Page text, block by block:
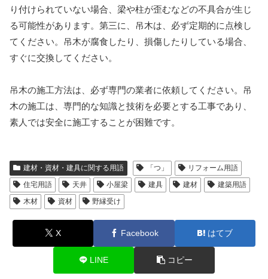
り付けられていない場合、梁や柱が歪むなどの不具合が生じ
る可能性があります。第三に、吊木は、必ず定期的に点検し
てください。吊木が腐食したり、損傷したりしている場合、
すぐに交換してください。
吊木の施工方法は、必ず専門の業者に依頼してください。吊
木の施工は、専門的な知識と技術を必要とする工事であり、
素人では安全に施工することが困難です。
建材・資材・建具に関する用語 「つ」
リフォーム用語
住宅用語
天井 小屋梁 建具 建材
建築用語
木材
資材 野縁受け
X Facebook はてブ
LINE コピー